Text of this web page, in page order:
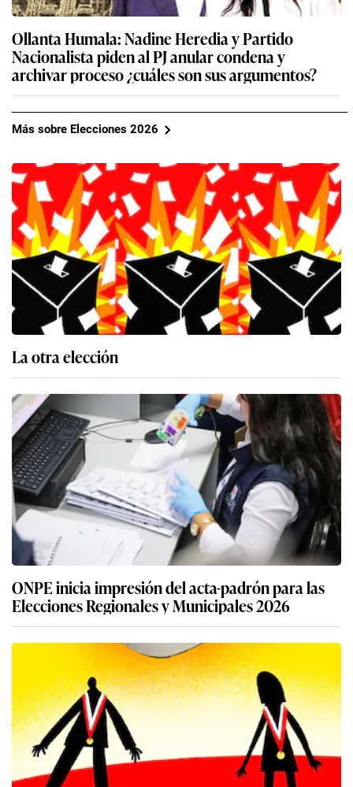
Ollanta Humala: Nadine Heredia y Partido
Nacionalista piden al PJ anular condena y
archivar proceso ¿cuáles son sus argumentos?
Más sobre Elecciones 2026
La otra elección
ONPE inicia impresión del acta-padrón para las
Elecciones Regionales y Municipales 2026